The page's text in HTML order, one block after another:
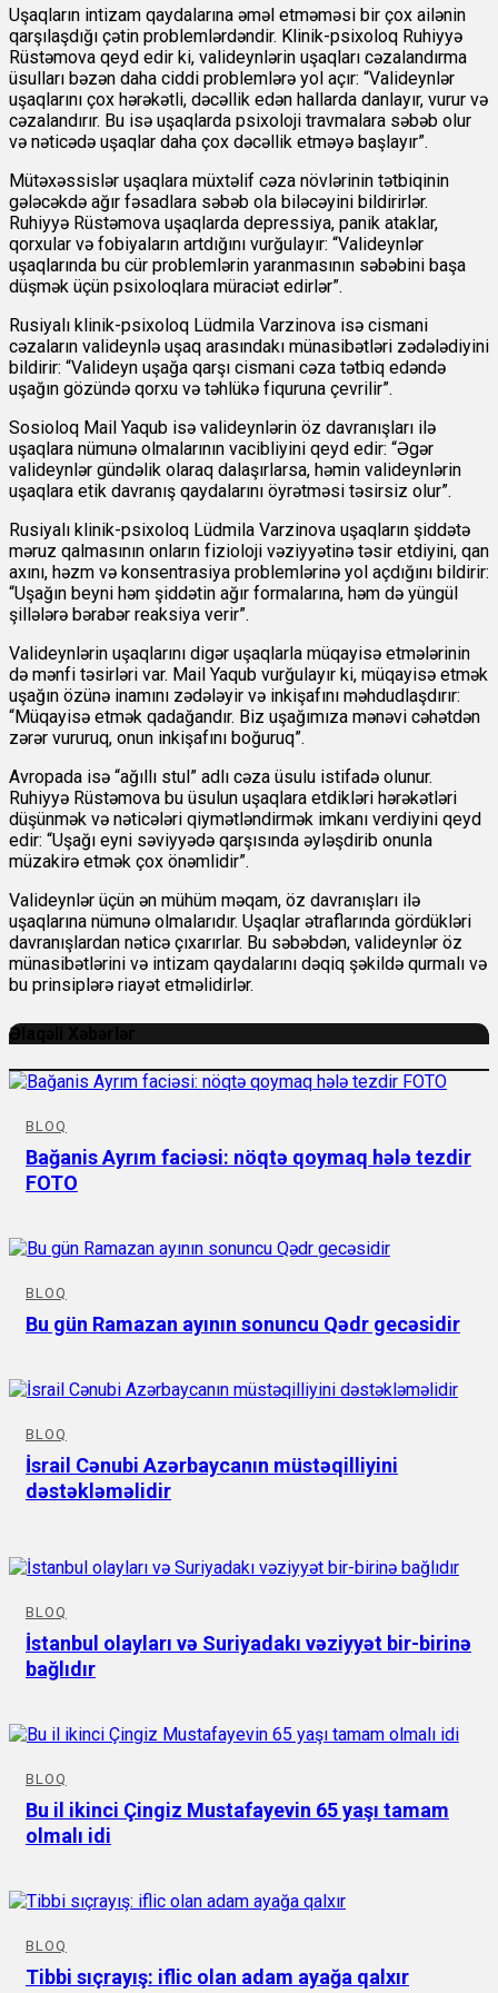
Uşaqların intizam qaydalarına əməl etməməsi bir çox ailənin
qarşılaşdığı çətin problemlərdəndir. Klinik-psixoloq Ruhiyyə
Rüstəmova qeyd edir ki, valideynlərin uşaqları cəzalandırma
üsulları bəzən daha ciddi problemlərə yol açır: “Valideynlər
uşaqlarını çox hərəkətli, dəcəllik edən hallarda danlayır, vurur və
cəzalandırır. Bu isə uşaqlarda psixoloji travmalara səbəb olur
və nəticədə uşaqlar daha çox dəcəllik etməyə başlayır”.
Mütəxəssislər uşaqlara müxtəlif cəza növlərinin tətbiqinin
gələcəkdə ağır fəsadlara səbəb ola biləcəyini bildirirlər.
Ruhiyyə Rüstəmova uşaqlarda depressiya, panik ataklar,
qorxular və fobiyaların artdığını vurğulayır: “Valideynlər
uşaqlarında bu cür problemlərin yaranmasının səbəbini başa
düşmək üçün psixoloqlara müraciət edirlər”.
Rusiyalı klinik-psixoloq Lüdmila Varzinova isə cismani
cəzaların valideynlə uşaq arasındakı münasibətləri zədələdiyini
bildirir: “Valideyn uşağa qarşı cismani cəza tətbiq edəndə
uşağın gözündə qorxu və təhlükə fiquruna çevrilir”.
Sosioloq Mail Yaqub isə valideynlərin öz davranışları ilə
uşaqlara nümunə olmalarının vacibliyini qeyd edir: “Əgər
valideynlər gündəlik olaraq dalaşırlarsa, həmin valideynlərin
uşaqlara etik davranış qaydalarını öyrətməsi təsirsiz olur”.
Rusiyalı klinik-psixoloq Lüdmila Varzinova uşaqların şiddətə
məruz qalmasının onların fizioloji vəziyyətinə təsir etdiyini, qan
axını, həzm və konsentrasiya problemlərinə yol açdığını bildirir:
“Uşağın beyni həm şiddətin ağır formalarına, həm də yüngül
şillələrə bərabər reaksiya verir”.
Valideynlərin uşaqlarını digər uşaqlarla müqayisə etmələrinin
də mənfi təsirləri var. Mail Yaqub vurğulayır ki, müqayisə etmək
uşağın özünə inamını zədələyir və inkişafını məhdudlaşdırır:
“Müqayisə etmək qadağandır. Biz uşağımıza mənəvi cəhətdən
zərər vururuq, onun inkişafını boğuruq”.
Avropada isə “ağıllı stul” adlı cəza üsulu istifadə olunur.
Ruhiyyə Rüstəmova bu üsulun uşaqlara etdikləri hərəkətləri
düşünmək və nəticələri qiymətləndirmək imkanı verdiyini qeyd
edir: “Uşağı eyni səviyyədə qarşısında əyləşdirib onunla
müzakirə etmək çox önəmlidir”.
Valideynlər üçün ən mühüm məqam, öz davranışları ilə
uşaqlarına nümunə olmalarıdır. Uşaqlar ətraflarında gördükləri
davranışlardan nəticə çıxarırlar. Bu səbəbdən, valideynlər öz
münasibətlərini və intizam qaydalarını dəqiq şəkildə qurmalı və
bu prinsiplərə riayət etməlidirlər.
Əlaqəli Xəbərlər
BLOQ
Bağanis Ayrım faciəsi: nöqtə qoymaq hələ tezdir
FOTO
BLOQ
Bu gün Ramazan ayının sonuncu Qədr gecəsidir
BLOQ
İsrail Cənubi Azərbaycanın müstəqilliyini
dəstəkləməlidir
BLOQ
İstanbul olayları və Suriyadakı vəziyyət bir-birinə
bağlıdır
BLOQ
Bu il ikinci Çingiz Mustafayevin 65 yaşı tamam
olmalı idi
BLOQ
Tibbi sıçrayış: iflic olan adam ayağa qalxır